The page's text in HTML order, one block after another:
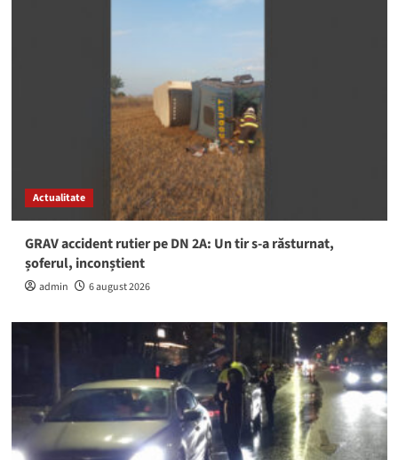
Actualitate
GRAV accident rutier pe DN 2A: Un tir s-a răsturnat,
șoferul, inconștient
admin 6 august 2026